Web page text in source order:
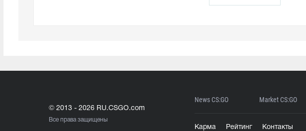
© 2013 - 2026 RU.CSGO.com
Все права защищены
News CS:GO Market CS:GO
Карма Рейтинг Контакты